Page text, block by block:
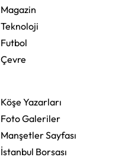
Magazin
Teknoloji
Futbol
Çevre
Köşe Yazarları
Foto Galeriler
Manşetler Sayfası
İstanbul Borsası